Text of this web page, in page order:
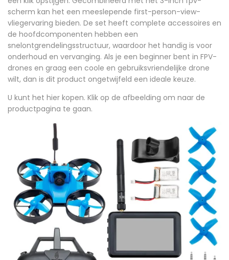
scherm kan het een meeslepende first-person-view-
vliegervaring bieden. De set heeft complete accessoires en
de hoofdcomponenten hebben een
snelontgrendelingsstructuur, waardoor het handig is voor
onderhoud en vervanging. Als je een beginner bent in FPV-
drones en graag een coole en gebruiksvriendelijke drone
wilt, dan is dit product ongetwijfeld een ideale keuze.
U kunt het hier kopen. Klik op de afbeelding om naar de
productpagina te gaan.